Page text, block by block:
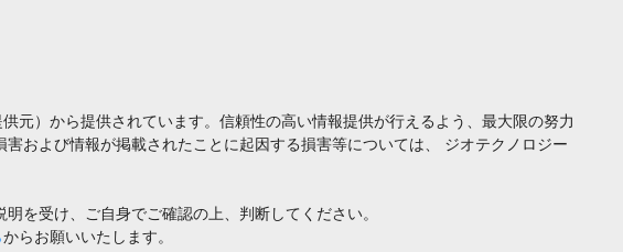
元）から提供されています。信頼性の高い情報提供が行えるよう、最大限の努力
および情報が掲載されたことに起因する損害等については、 ジオテクノロジー
を受け、ご自身でご確認の上、判断してください。
からお願いいたします。